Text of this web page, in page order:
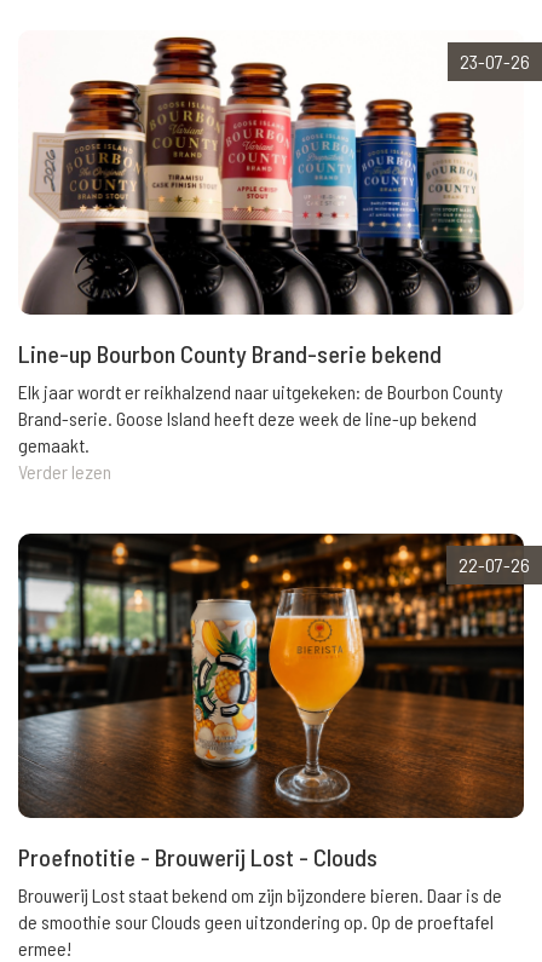
23-07-26
Line-up Bourbon County Brand-serie bekend
Elk jaar wordt er reikhalzend naar uitgekeken: de Bourbon County
Brand-serie. Goose Island heeft deze week de line-up bekend
gemaakt.
Verder lezen
22-07-26
Proefnotitie - Brouwerij Lost - Clouds
Brouwerij Lost staat bekend om zijn bijzondere bieren. Daar is de
de smoothie sour Clouds geen uitzondering op. Op de proeftafel
ermee!